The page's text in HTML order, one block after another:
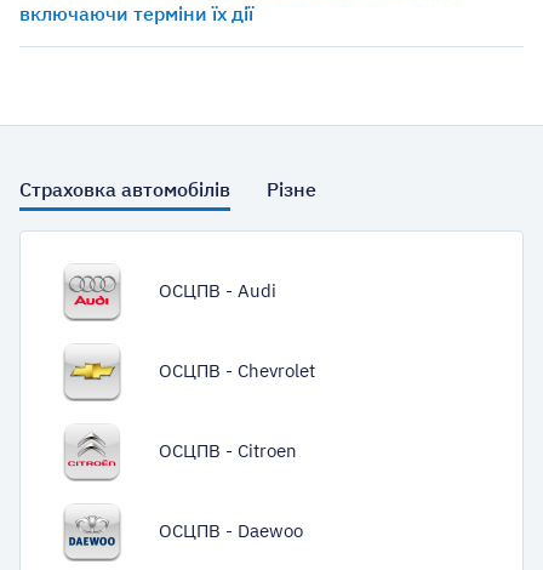
включаючи терміни їх дії
Страховка автомобілів Різне
ОСЦПВ - Audi
ОСЦПВ - Chevrolet
ОСЦПВ - Citroen
ОСЦПВ - Daewoo